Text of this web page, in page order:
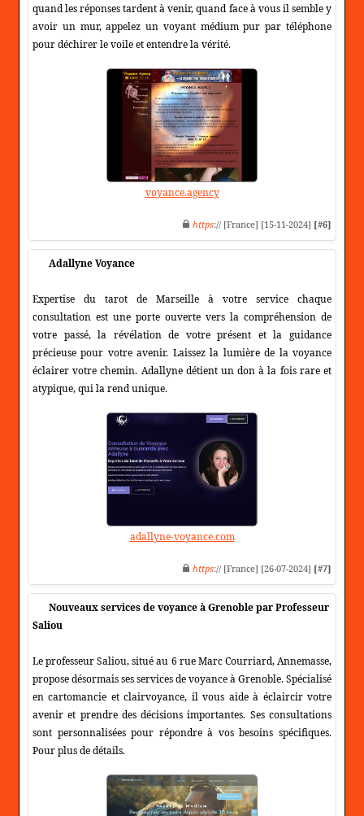
quand les réponses tardent à venir, quand face à vous il semble y
avoir un mur, appelez un voyant médium pur par téléphone
pour déchirer le voile et entendre la vérité.
voyance.agency
https:// [France] [15-11-2024] [#6]
Adallyne Voyance
Expertise du tarot de Marseille à votre service chaque
consultation est une porte ouverte vers la compréhension de
votre passé, la révélation de votre présent et la guidance
précieuse pour votre avenir. Laissez la lumière de la voyance
éclairer votre chemin. Adallyne détient un don à la fois rare et
atypique, qui la rend unique.
adallyne-voyance.com
https:// [France] [26-07-2024] [#7]
Nouveaux services de voyance à Grenoble par Professeur
Saliou
Le professeur Saliou, situé au 6 rue Marc Courriard, Annemasse,
propose désormais ses services de voyance à Grenoble. Spécialisé
en cartomancie et clairvoyance, il vous aide à éclaircir votre
avenir et prendre des décisions importantes. Ses consultations
sont personnalisées pour répondre à vos besoins spécifiques.
Pour plus de détails.